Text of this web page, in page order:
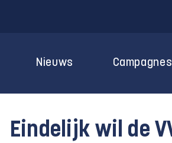
Nieuws Campagnes
Eindelijk wil de